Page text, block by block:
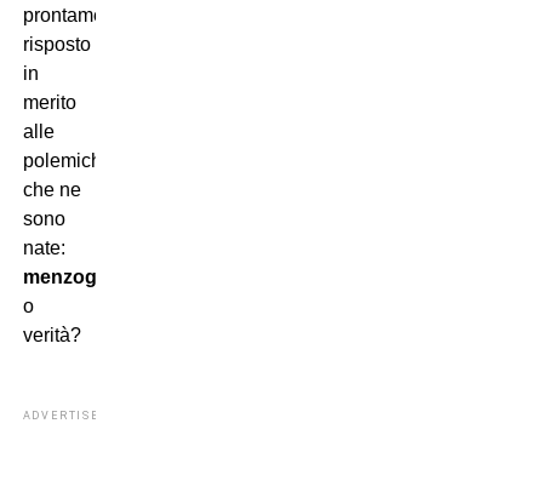
prontamente
risposto
in
merito
alle
polemiche
che ne
sono
nate:
menzogna
o
verità?
ADVERTISEMENT